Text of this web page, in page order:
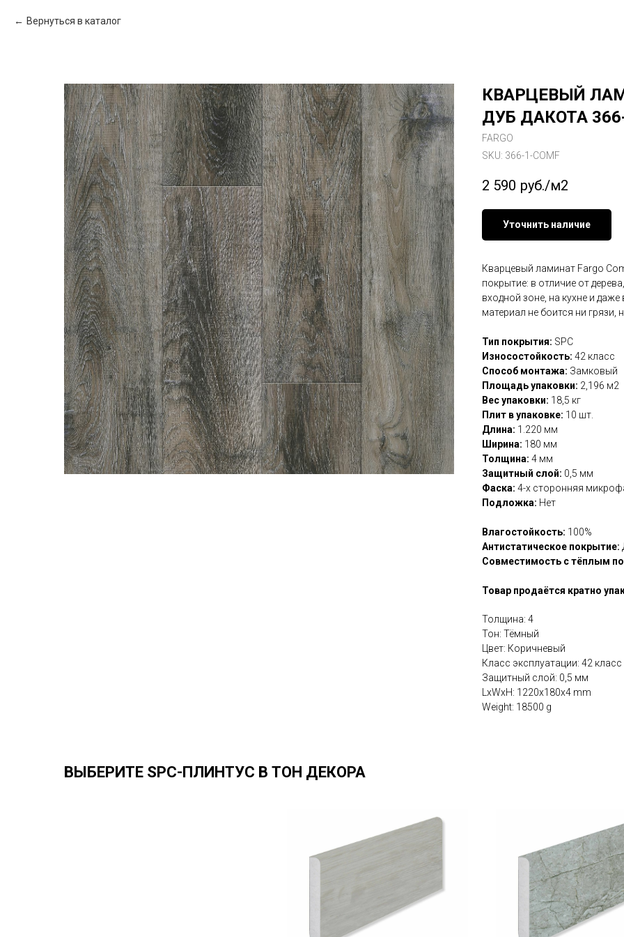
Вернуться в каталог
КВАРЦЕВЫЙ
ДУБ ДАКОТА
FARGO
SKU: 366-1-COMF
2 590 руб./м2
Уточнить наличие
Кварцевый ламинат Fargo
покрытие: в отличие от
входной зоне, на кухне и
материал не боится ни грязи,
Тип покрытия: SPC
Износостойкость: 42 класс
Способ монтажа: Замковый
Площадь упаковки: 2,196 м2
Вес упаковки: 18,5 кг
Плит в упаковке: 10 шт.
Длина: 1.220 мм
Ширина: 180 мм
Толщина: 4 мм
Защитный слой: 0,5 мм
Фаска: 4-х сторонняя
Подложка: Нет
Влагостойкость: 100%
Антистатическое покрытие:
Совместимость с тёплым
Товар продаётся кратно
Толщина: 4
Тон: Тёмный
Цвет: Коричневый
Класс эксплуатации: 42 класс
Защитный слой: 0,5 мм
LxWxH: 1220x180x4 mm
Weight: 18500 g
ВЫБЕРИТЕ SPC-ПЛИНТУС В ТОН ДЕКОРА